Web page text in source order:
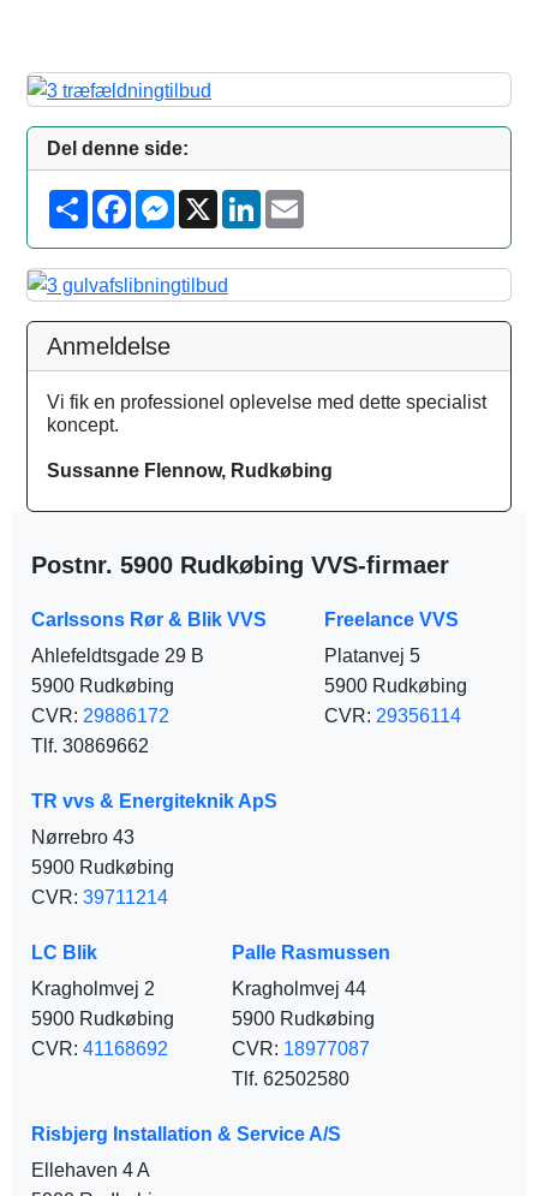
Del denne side:
S
h
e
F
b
o
M
e
n
X
L
e
l
Anmeldelse
Vi fik en professionel oplevelse med dette specialist
koncept.
Sussanne Flennow, Rudkøbing
Postnr. 5900 Rudkøbing VVS-firmaer
Carlssons Rør & Blik VVS
Ahlefeldtsgade 29 B
5900 Rudkøbing
CVR: 29886172
Tlf. 30869662
Freelance VVS
Platanvej 5
5900 Rudkøbing
CVR: 29356114
TR vvs & Energiteknik ApS
Nørrebro 43
5900 Rudkøbing
CVR: 39711214
LC Blik
Kragholmvej 2
5900 Rudkøbing
CVR: 41168692
Palle Rasmussen
Kragholmvej 44
5900 Rudkøbing
CVR: 18977087
Tlf. 62502580
Risbjerg Installation & Service A/S
Ellehaven 4 A